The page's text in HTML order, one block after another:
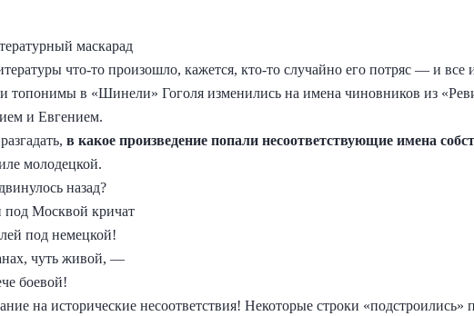
маскарад
что-то произошло, кажется, кто-то случайно его потряс — и все
топонимы в «Шинели» Гоголя изменились на имена чиновников из
и Евгением.
в какое произведение попали несоответствующие имена
молодецкой.
назад?
под Москвой кричат
под немецкой!
чуть живой, —
боевой!
на исторические несоответствия! Некоторые строки